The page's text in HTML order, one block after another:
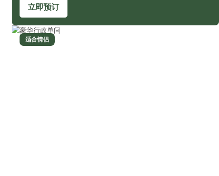
立即预订
适合情侣